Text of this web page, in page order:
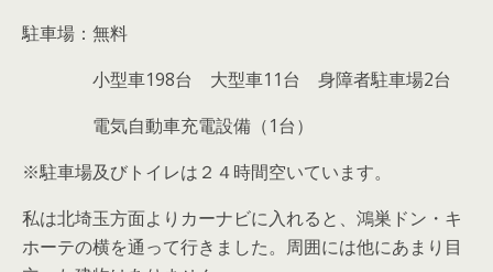
駐車場：無料
小型車198台 大型車11台 身障者駐車場2台
電気自動車充電設備（1台）
※駐車場及びトイレは２４時間空いています。
私は北埼玉方面よりカーナビに入れると、鴻巣ドン・キ
ホーテの横を通って行きました。周囲には他にあまり目